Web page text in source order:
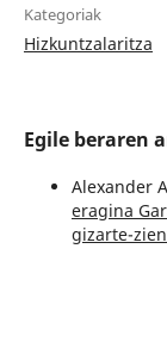
Kategoriak
Hizkuntzalaritza
Egile beraren
Alexander
eragina
gizarte-